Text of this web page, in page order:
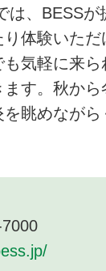
は、BESS
体験いた
も気軽に来
す。秋から
眺めなが